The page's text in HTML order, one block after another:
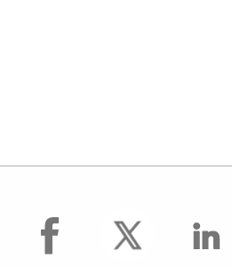
facebook